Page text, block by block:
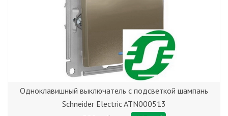
Одноклавишный выключатель с подсветкой шампань
Schneider Electric ATN000513